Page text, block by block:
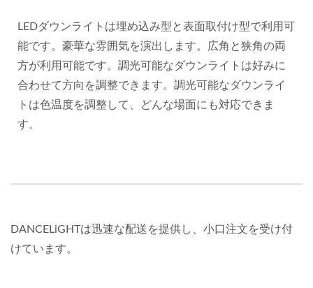
LEDダウンライトは埋め込み型と表面取付け型で利用可
能です。豪華な雰囲気を演出します。広角と狭角の両
方が利用可能です。調光可能なダウンライトは好みに
合わせて方向を調整できます。調光可能なダウンライ
トは色温度を調整して、どんな場面にも対応できま
す。
DANCELiGHTは迅速な配送を提供し、小口注文を受け付
けています。